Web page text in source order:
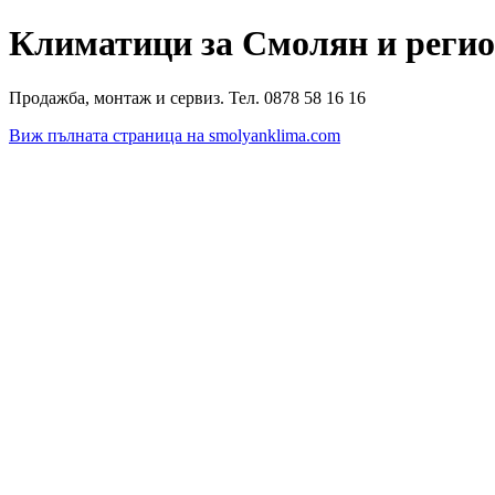
Климатици за Смолян и
Продажба, монтаж и сервиз. Тел. 0878 58 16 16
Виж пълната страница на smolyanklima.com